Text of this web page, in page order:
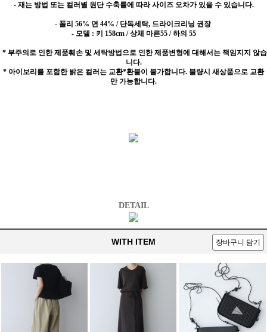
- 재는 방법 또는 컬러별 원단 수축률에 따라 사이즈 오차가 있을 수 있습니다.
- 폴리 56% 면 44% / 단독세탁, 드라이크리닝 권장
- 모델 : 키 158cm / 상체 마른55 / 하의 55
* 부주의로 인한 제품훼손 및 세탁방법으로 인한 제품변형에 대해서는 책임지지 않습
니다.
* 아이보리를 포함한 밝은 컬러는 교환*환불이 불가합니다. 불량시 새상품으로 교환
만 가능합니다.
DETAIL
WITH ITEM 장바구니 담기